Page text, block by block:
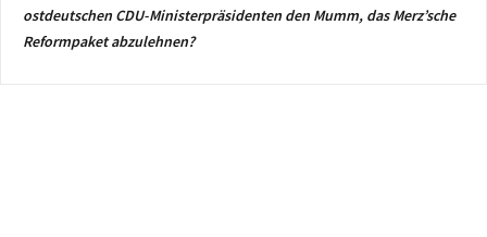
ostdeutschen CDU-Ministerpräsidenten den Mumm, das Merz’sche
Reformpaket abzulehnen?